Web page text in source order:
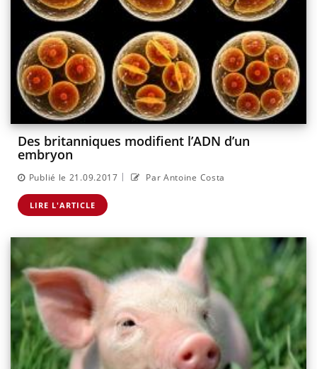
Des britanniques modifient l’ADN d’un
embryon
Publié le 21.09.2017 | Par Antoine Costa
LIRE L'ARTICLE